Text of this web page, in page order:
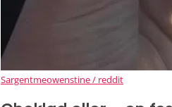
Sargentmeowenstine / reddit